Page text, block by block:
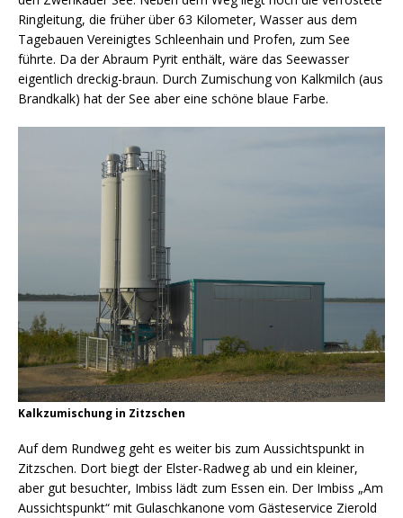
Ringleitung, die früher über 63 Kilometer, Wasser aus dem
Tagebauen Vereinigtes Schleenhain und Profen, zum See
führte. Da der Abraum Pyrit enthält, wäre das Seewasser
eigentlich dreckig-braun. Durch Zumischung von Kalkmilch (aus
Brandkalk) hat der See aber eine schöne blaue Farbe.
Kalkzumischung in Zitzschen
Auf dem Rundweg geht es weiter bis zum Aussichtspunkt in
Zitzschen. Dort biegt der Elster-Radweg ab und ein kleiner,
aber gut besuchter, Imbiss lädt zum Essen ein. Der Imbiss „Am
Aussichtspunkt“ mit Gulaschkanone vom Gästeservice Zierold